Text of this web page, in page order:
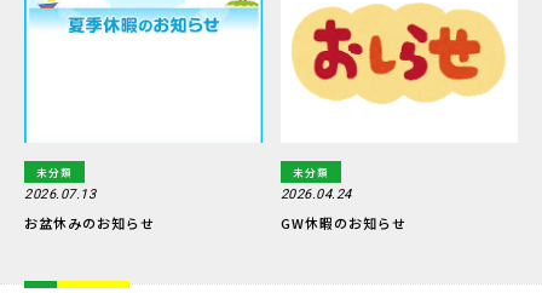
未分類
2026.07.13
お盆休みのお知らせ
未分類
2026.04.24
GW休暇のお知らせ